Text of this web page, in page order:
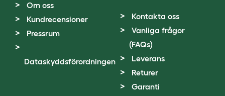
Om oss
Kundrecensioner
Pressrum
Dataskyddsförordningen
Kontakta oss
Vanliga frågor
(FAQs)
Leverans
Returer
Garanti